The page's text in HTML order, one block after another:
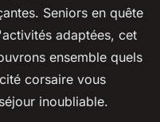
Seniors en quête
adaptées, cet
ensemble quels
corsaire vous
inoubliable.